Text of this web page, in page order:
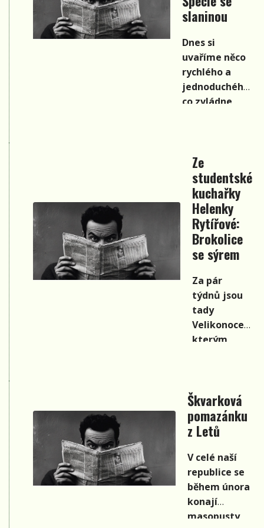
studentské
kuchařky
poskytla
Helenka
Rytířová.
slaninou
Dnes si
uvaříme něco
rychlého a
jednoduchého,
co zvládne
navíc to ještě
báječně
chutná.
Recept nám ze
své
studentské
kuchařky
poskytla
Helenka
Rytířová.
Ze
studentské
kuchařky
Helenky
Rytířové:
Brokolice
se sýrem
Za pár
týdnů jsou
tady
Velikonoce,
kterým
si dnes
uvaříme
něco
ale přitom
výborného:
brokolici se
sýrem.
Recept nám
Škvarková
pomazánku
z Letů
V celé naší
republice se
během února
konají
masopusty,